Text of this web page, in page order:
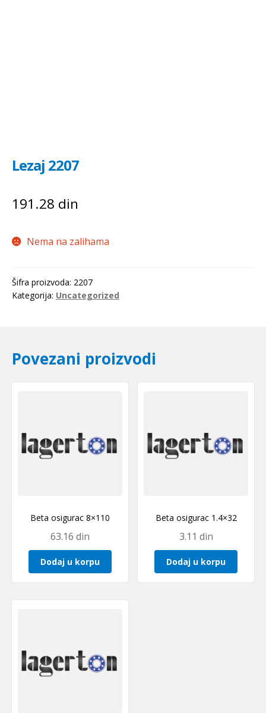
Lezaj 2207
191.28 din
Nema na zalihama
Šifra proizvoda: 2207
Kategorija: Uncategorized
Povezani proizvodi
Beta osigurac 8×110
63.16 din
Dodaj u korpu
Beta osigurac 1.4×32
3.11 din
Dodaj u korpu